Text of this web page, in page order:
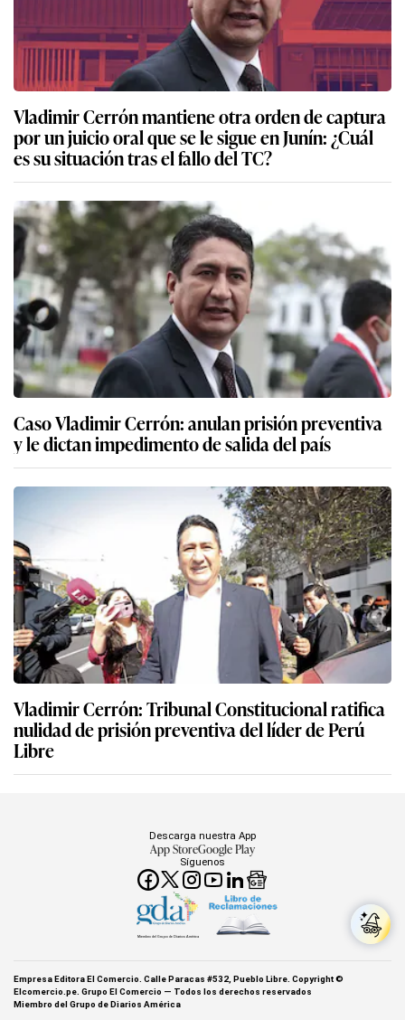
Vladimir Cerrón mantiene otra orden de captura
por un juicio oral que se le sigue en Junín: ¿Cuál
es su situación tras el fallo del TC?
Caso Vladimir Cerrón: anulan prisión preventiva
y le dictan impedimento de salida del país
Vladimir Cerrón: Tribunal Constitucional ratifica
nulidad de prisión preventiva del líder de Perú
Libre
Síguenos
Descarga nuestra App
App StoreGoogle Play
Miembro del Grupo de Diarios América
Empresa Editora El Comercio. Calle Paracas #532, Pueblo Libre. Copyright ©
Elcomercio.pe. Grupo El Comercio — Todos los derechos reservados
Miembro del Grupo de Diarios América